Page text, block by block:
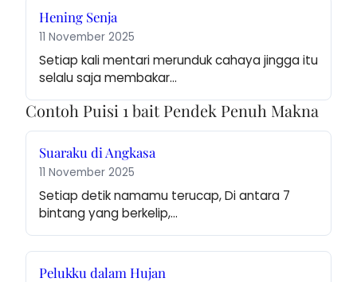
Hening Senja
11 November 2025
Setiap kali mentari merunduk cahaya jingga itu
selalu saja membakar…
Contoh Puisi 1 bait Pendek Penuh Makna
Suaraku di Angkasa
11 November 2025
Setiap detik namamu terucap, Di antara 7
bintang yang berkelip,…
Pelukku dalam Hujan